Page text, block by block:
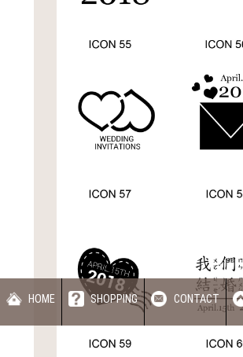
HOME SHOPPING CONTACT